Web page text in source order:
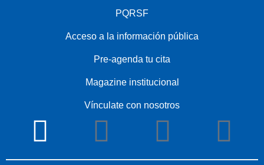
PQRSF
Acceso a la información pública
Pre-agenda tu cita
Magazine institucional
Vínculate con nosotros